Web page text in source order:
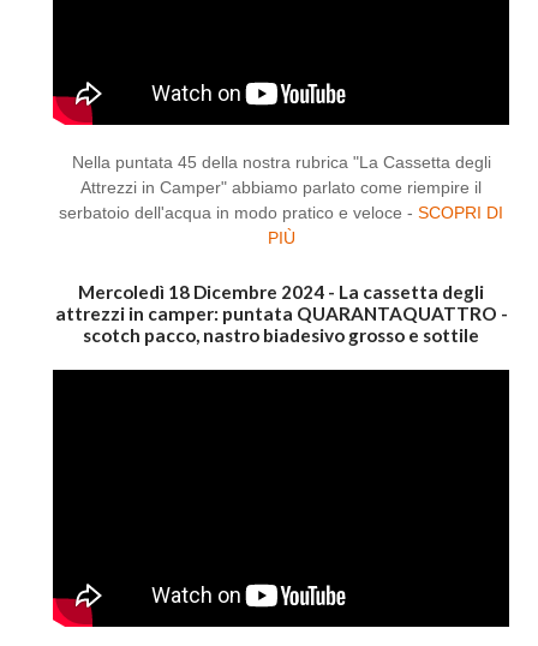
Nella puntata 45 della nostra rubrica "La Cassetta degli
Attrezzi in Camper" abbiamo parlato come riempire il
serbatoio dell'acqua in modo pratico e veloce - SCOPRI DI
PIÙ
Mercoledì 18 Dicembre 2024 - La cassetta degli
attrezzi in camper: puntata QUARANTAQUATTRO -
scotch pacco, nastro biadesivo grosso e sottile